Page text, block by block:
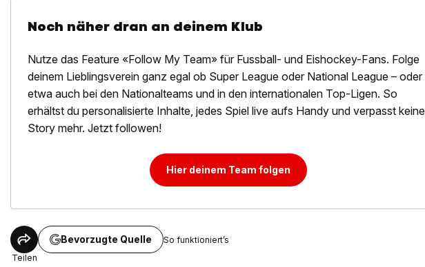
Noch näher dran an deinem Klub
Nutze das Feature «Follow My Team» für Fussball- und Eishockey-Fans. Folge
deinem Lieblingsverein ganz egal ob Super League oder National League – oder
etwa auch bei den Nationalteams und in den internationalen Top-Ligen. So
erhältst du personalisierte Inhalte, jedes Spiel live aufs Handy und verpasst keine
Story mehr. Jetzt followen!
Hier deinem Team folgen
Teilen
Bevorzugte Quelle So funktioniert’s